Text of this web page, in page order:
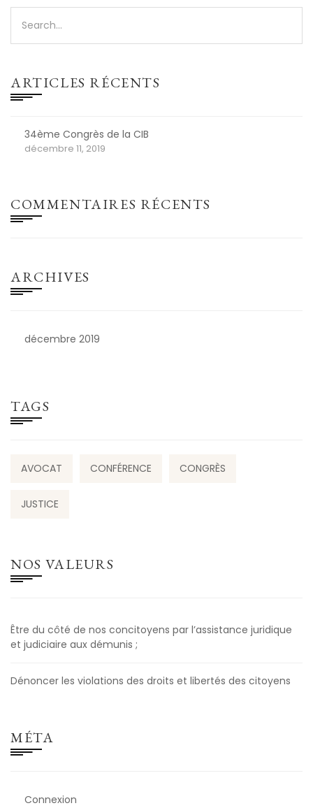
ARTICLES RÉCENTS
34ème Congrès de la CIB
décembre 11, 2019
COMMENTAIRES RÉCENTS
ARCHIVES
décembre 2019
TAGS
AVOCAT CONFÉRENCE CONGRÈS
JUSTICE
NOS VALEURS
Être du côté de nos concitoyens par l’assistance juridique
et judiciaire aux démunis ;
Dénoncer les violations des droits et libertés des citoyens
MÉTA
Connexion